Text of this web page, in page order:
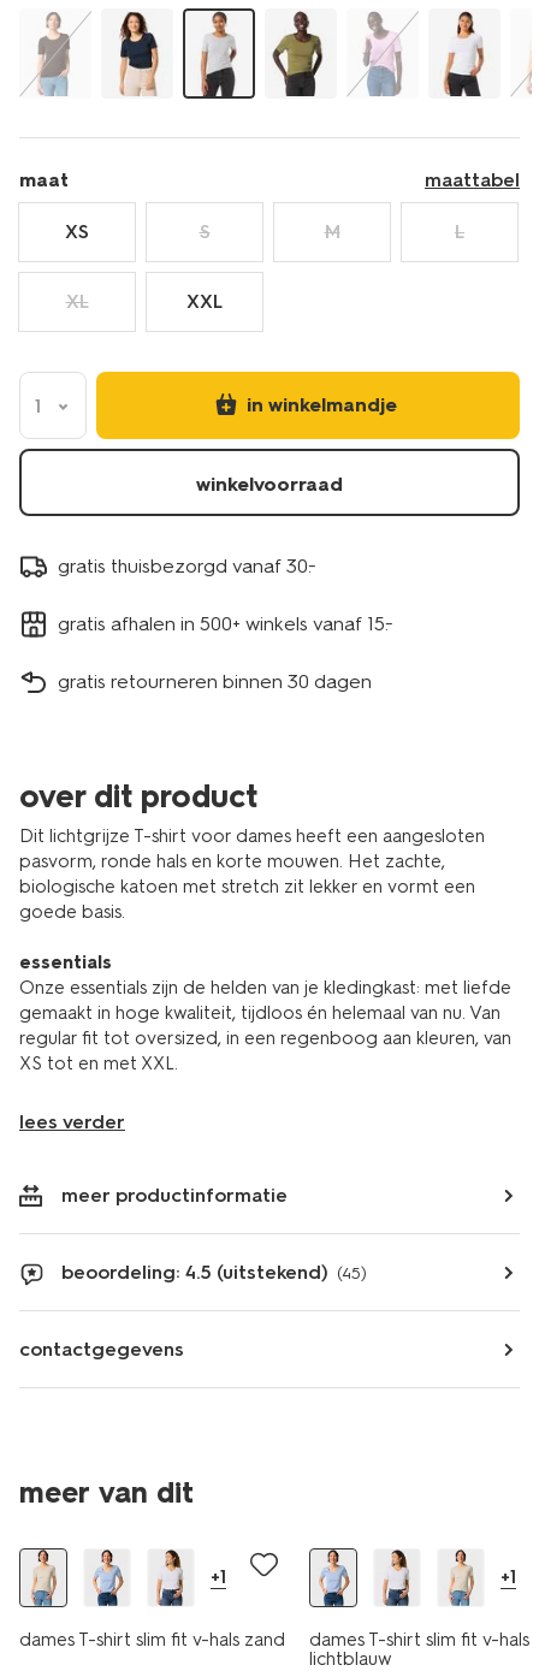
hals-
lichtgrijs-
36300380LIGHTGREY.html
maat maattabel
XS S M L
XL XXL
1 in winkelmandje
winkelvoorraad
gratis thuisbezorgd vanaf 30.-
gratis afhalen in 500+ winkels vanaf 15.-
gratis retourneren binnen 30 dagen
over dit product
Dit lichtgrijze T-shirt voor dames heeft een aangesloten
pasvorm, ronde hals en korte mouwen. Het zachte,
biologische katoen met stretch zit lekker en vormt een
goede basis.
essentials
Onze essentials zijn de helden van je kledingkast: met liefde
gemaakt in hoge kwaliteit, tijdloos én helemaal van nu. Van
regular fit tot oversized, in een regenboog aan kleuren, van
XS tot en met XXL.
lees verder
meer productinformatie
beoordeling: 4.5 (uitstekend) (45)
contactgegevens
meer van dit
korting
+1
dames T-shirt slim fit v-hals zand
+1
dames T-shirt slim fit v-hals
lichtblauw